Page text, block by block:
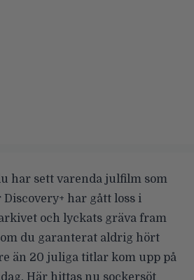
har sett varenda julfilm som
har gått loss i
och lyckats gräva fram
du garanterat aldrig hört
än 20 juliga titlar kom upp på
Här hittas nu sockersöt